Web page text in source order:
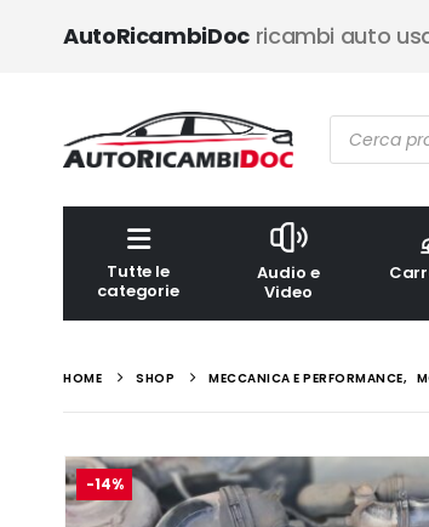
AutoRicambiDocricambi auto
Ricerca
prodotti
Tutte le
categorie
Audio e
Video
HOME SHOP MECCANICA E PERFORMANCE,
-14%